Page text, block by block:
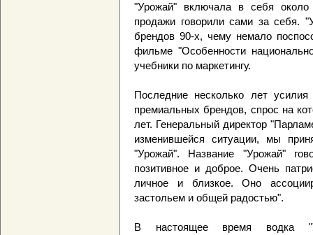
"Урожай" включала в себя около
продажи говорили сами за себя.
брендов 90-х, чему немало
фильме "Особенности
учебники по маркетингу.
Последние несколько лет
премиальных брендов, спрос на
лет. Генеральный директор
изменившейся ситуации, мы
"Урожай". Название "Урожай"
позитивное и доброе. Очень
личное и близкое. Оно
застольем и общей радостью".
В настоящее время водка